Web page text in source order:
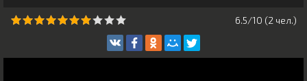
6.5/10 (2 чeл.)